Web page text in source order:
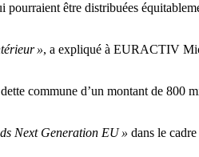
être distribuées
», a expliqué à EURACTIV
commune d’un montant de 800
Next Generation EU » dans le